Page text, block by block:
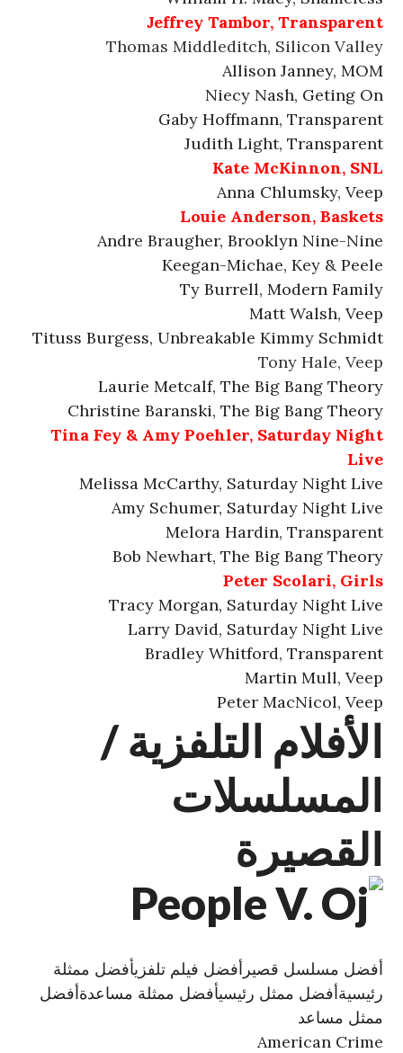
Jeffrey Tambor, Transparent
Thomas Middleditch, Silicon Valley
Allison Janney, MOM
Niecy Nash, Geting On
Gaby Hoffmann, Transparent
Judith Light, Transparent
Kate McKinnon, SNL
Anna Chlumsky, Veep
Louie Anderson, Baskets
Andre Braugher, Brooklyn Nine-Nine
Keegan-Michae, Key & Peele
Ty Burrell, Modern Family
Matt Walsh, Veep
Tituss Burgess, Unbreakable Kimmy Schmidt
Tony Hale, Veep
Laurie Metcalf, The Big Bang Theory
Christine Baranski, The Big Bang Theory
Tina Fey & Amy Poehler, Saturday Night
Live
Melissa McCarthy, Saturday Night Live
Amy Schumer, Saturday Night Live
Melora Hardin, Transparent
Bob Newhart, The Big Bang Theory
Peter Scolari, Girls
Tracy Morgan, Saturday Night Live
Larry David, Saturday Night Live
Bradley Whitford, Transparent
Martin Mull, Veep
Peter MacNicol, Veep
الأفلام التلفزية /
المسلسلات
القصيرة
أفضل مسلسل قصير أفضل فيلم تلفزيأفضل ممثلة
رئيسيةأفضل ممثل رئيسيأفضل ممثلة مساعدةأفضل
ممثل مساعد
American Crime